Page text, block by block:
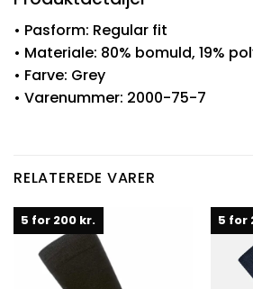
• Pasform: Regular fit
• Materiale: 80% bomuld, 19%
• Farve: Grey
• Varenummer: 2000-75-7
RELATEREDE VARER
5 for 200 kr. 5 for